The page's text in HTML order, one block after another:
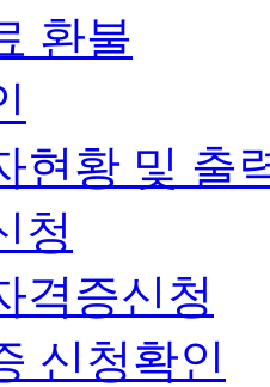
환불
현황 및 출
청
격증신청
신청확인